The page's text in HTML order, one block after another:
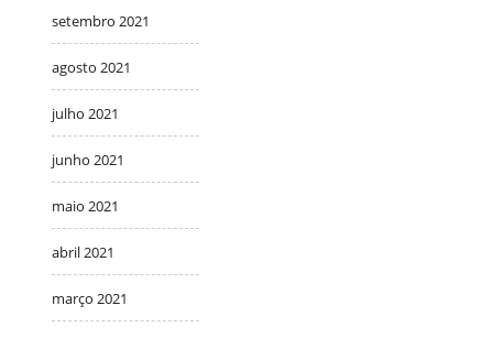
setembro 2021
agosto 2021
julho 2021
junho 2021
maio 2021
abril 2021
março 2021